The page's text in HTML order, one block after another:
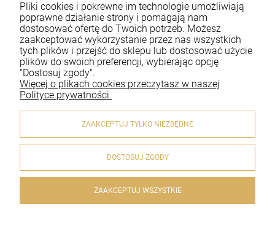
Moje konto
Płatności i dostawa
Informacje
O nas
© 2020 artykulyreligijne.pl . Wszelkie prawa zastrzeżone.
Styl graficzny i aplikacje ShopGadget.pl
Sklep internetowy
Pliki cookies i pokrewne im technologie umożliwiają
poprawne działanie strony i pomagają nam
dostosować ofertę do Twoich potrzeb. Możesz
zaakceptować wykorzystanie przez nas wszystkich
tych plików i przejść do sklepu lub dostosować użycie
plików do swoich preferencji, wybierając opcję
"Dostosuj zgody".
Więcej o plikach cookies przeczytasz w naszej
Polityce prywatności.
ZAAKCEPTUJ TYLKO NIEZBĘDNE
DOSTOSUJ ZGODY
ZAAKCEPTUJ WSZYSTKIE